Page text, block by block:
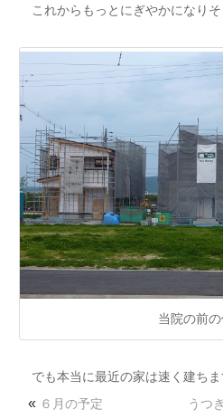
これからもっとにぎやかになりそ
当院の前
でも本当に最近の家は速く建ちま
« ６月の予定 うつ